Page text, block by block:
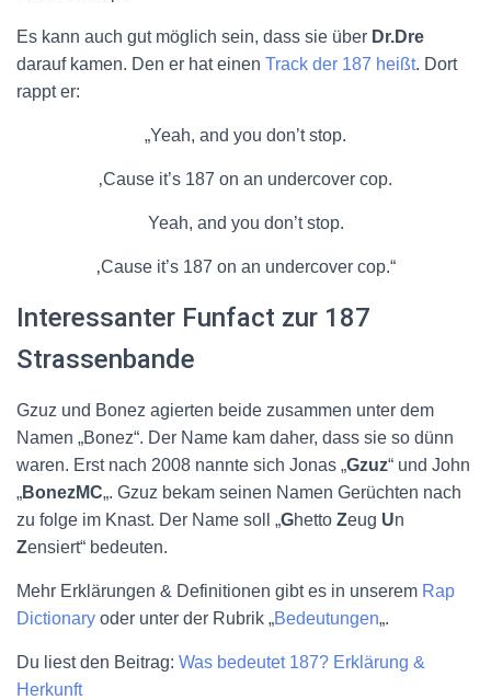
Es kann auch gut möglich sein, dass sie über Dr.Dre
darauf kamen. Den er hat einen Track der 187 heißt. Dort
rappt er:
„Yeah, and you don’t stop.
‚Cause it’s 187 on an undercover cop.
Yeah, and you don’t stop.
‚Cause it’s 187 on an undercover cop.“
Interessanter Funfact zur 187
Strassenbande
Gzuz und Bonez agierten beide zusammen unter dem
Namen „Bonez“. Der Name kam daher, dass sie so dünn
waren. Erst nach 2008 nannte sich Jonas „Gzuz“ und John
„BonezMC„. Gzuz bekam seinen Namen Gerüchten nach
zu folge im Knast. Der Name soll „Ghetto Zeug Un
Zensiert“ bedeuten.
Mehr Erklärungen & Definitionen gibt es in unserem Rap
Dictionary oder unter der Rubrik „Bedeutungen„.
Du liest den Beitrag: Was bedeutet 187? Erklärung &
Herkunft